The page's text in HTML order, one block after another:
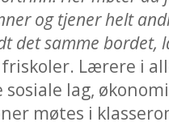
og tjener helt
det samme bordet,
Lærere i
lag,
møtes i